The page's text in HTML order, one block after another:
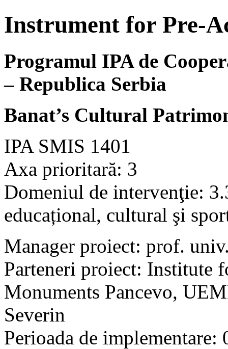
Instrument for Pre-
Programul IPA de
– Republica Serbia
Banat’s Cultural
IPA SMIS 1401
Axa prioritară: 3
Domeniul de intervenţie:
educațional, cultural şi
Manager proiect: prof.
Parteneri proiect: Institute
Monuments Pancevo,
Severin
Perioada de